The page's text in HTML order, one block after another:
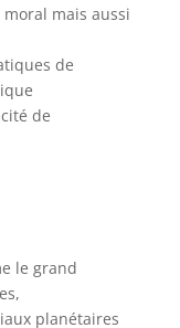
mais aussi
de
de
le grand
planétaires